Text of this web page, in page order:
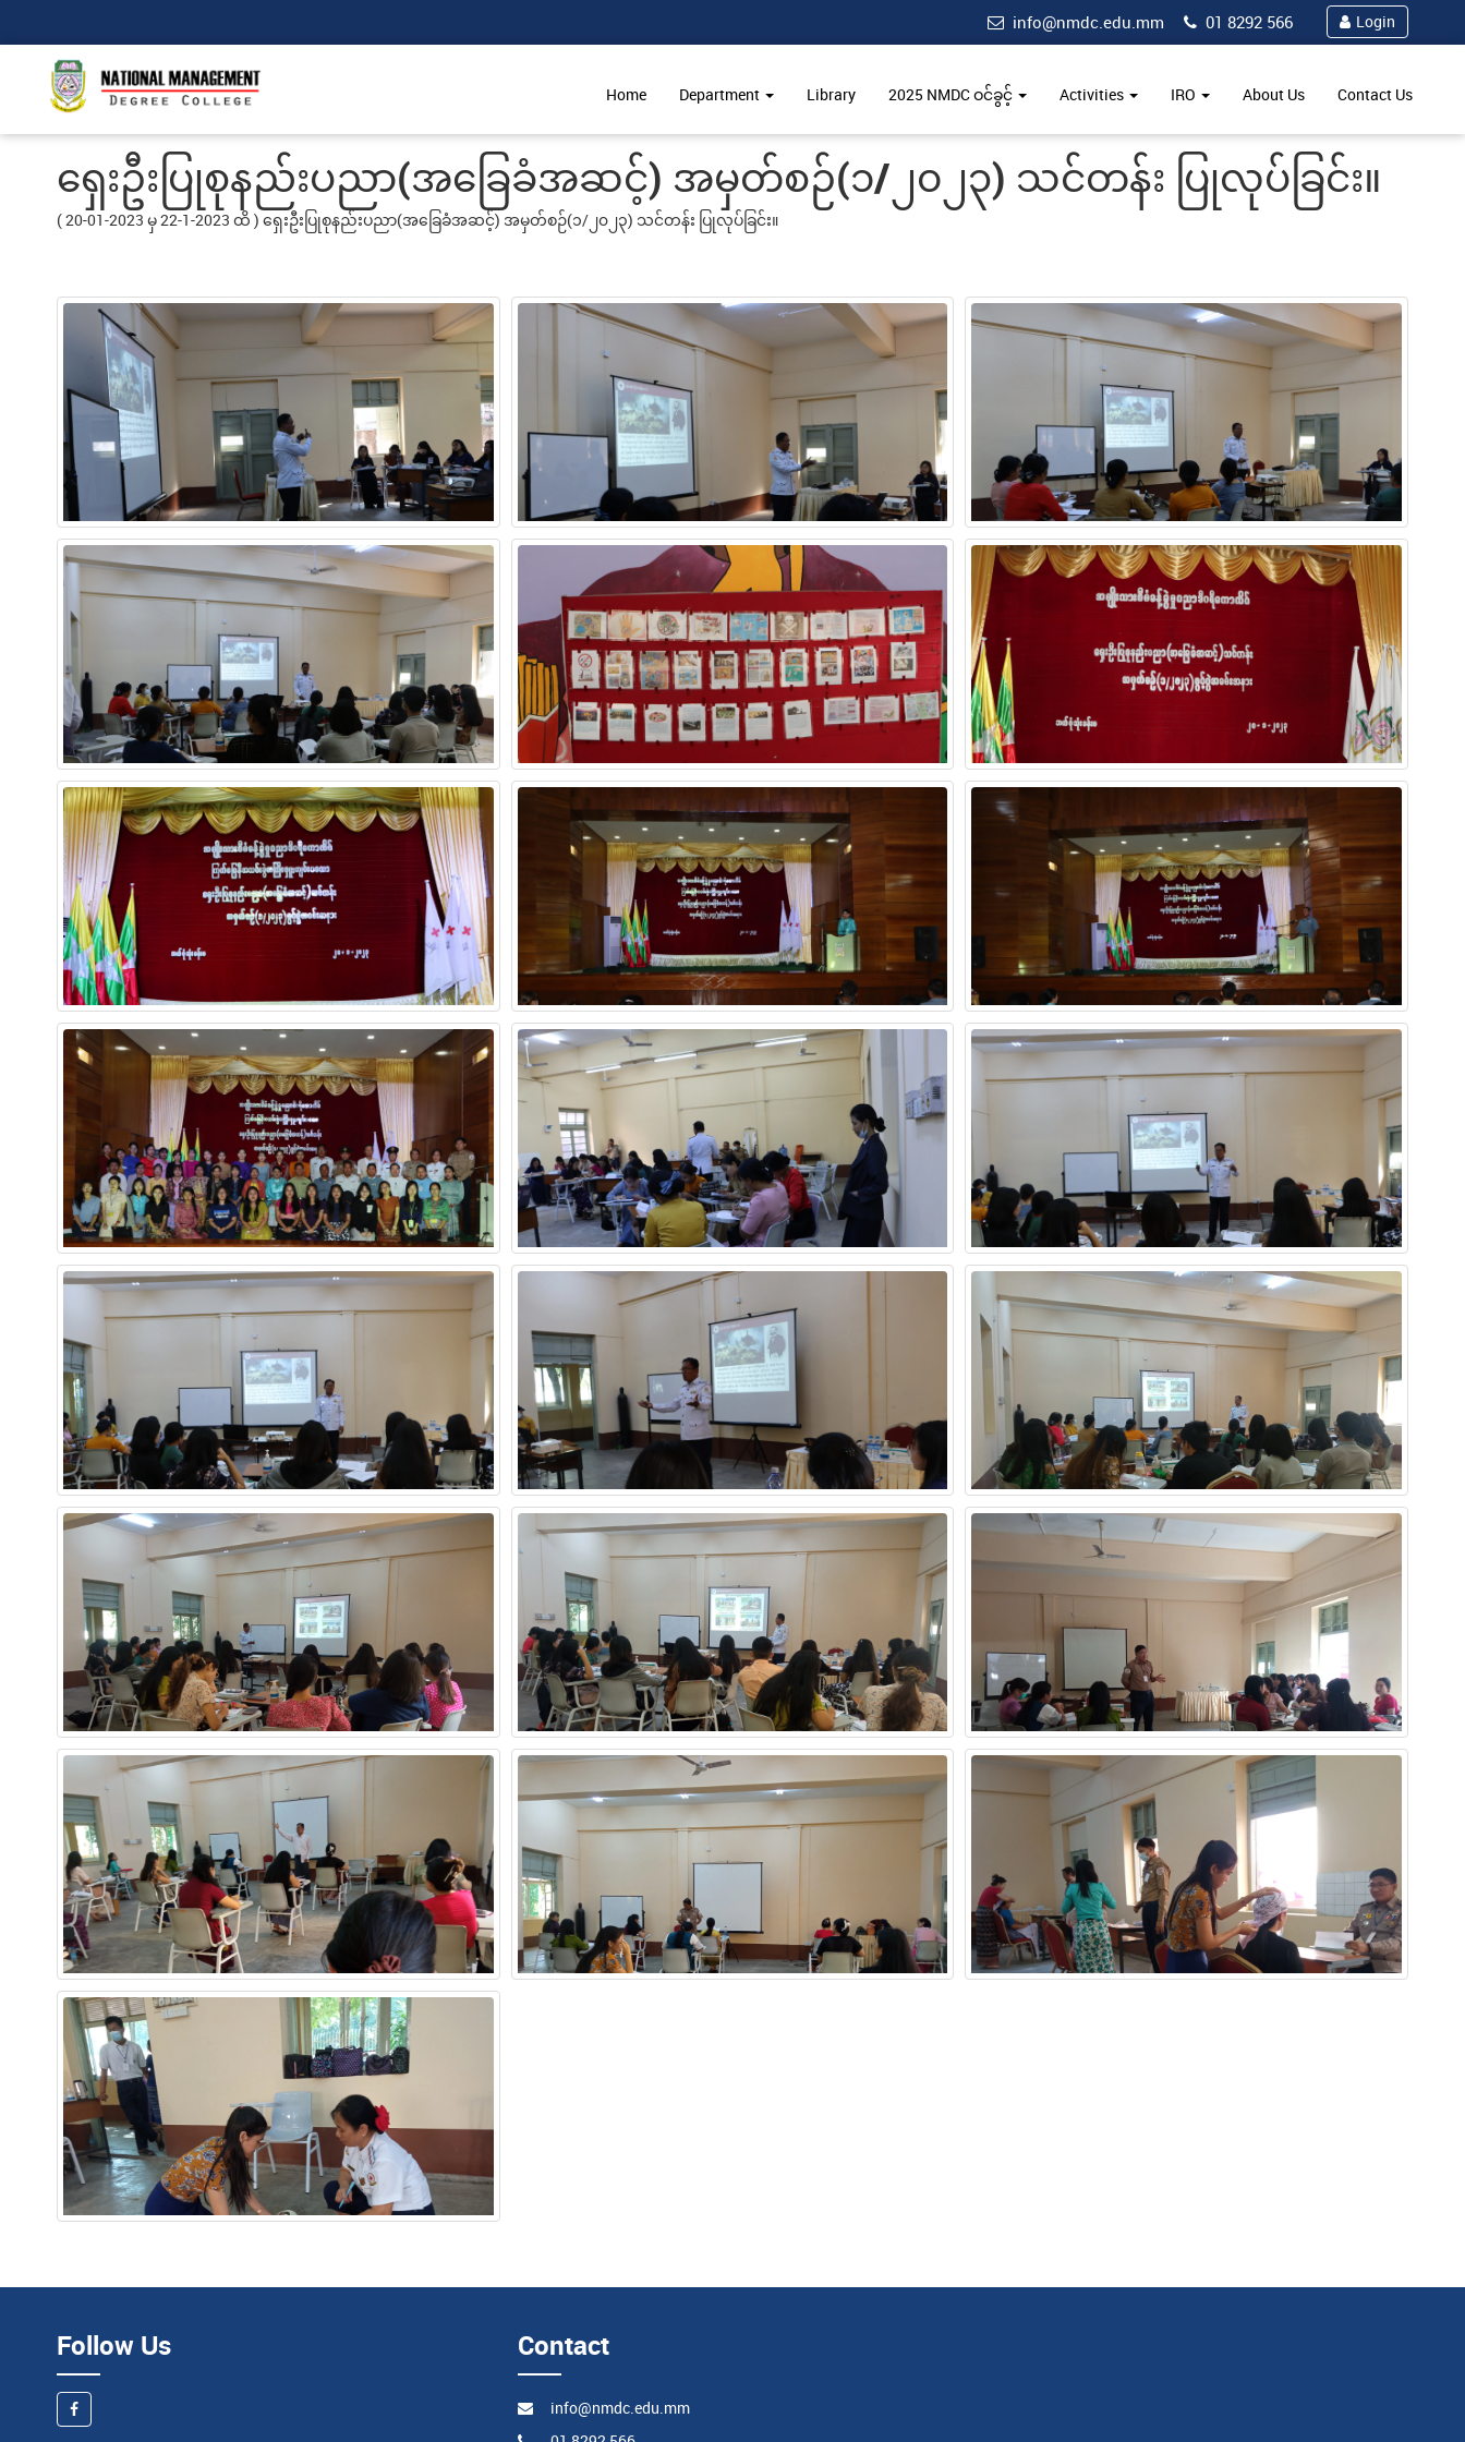
info@nmdc.edu.mm 01 8292 566 Login
Home Department Library 2025 NMDC ဝင်ခွင့် Activities IRO About Us Contact Us
ရှေးဦးပြုစုနည်းပညာ(အခြေခံအဆင့်) အမှတ်စဉ်(၁/၂၀၂၃) သင်တန်း ပြုလုပ်ခြင်း။
( 20-01-2023 မှ 22-1-2023 ထိ ) ရှေးဦးပြုစုနည်းပညာ(အခြေခံအဆင့်) အမှတ်စဉ်(၁/၂၀၂၃) သင်တန်း ပြုလုပ်ခြင်း။
Follow Us Contact
info@nmdc.edu.mm